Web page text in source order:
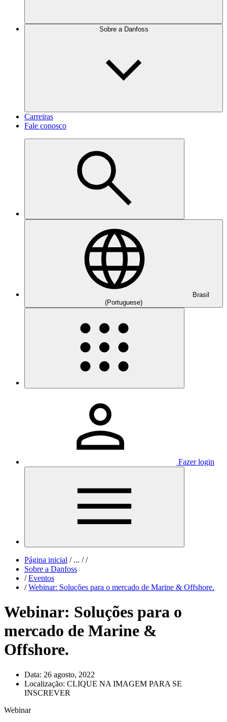
Sobre a Danfoss
Carreiras
Fale conosco
Brasil
(Portuguese)
Fazer login
Página inicial /... / /
Sobre a Danfoss
/ Eventos
/ Webinar: Soluções para o mercado de Marine & Offshore.
Webinar: Soluções para o
mercado de Marine &
Offshore.
Data: 26 agosto, 2022
Localização: CLIQUE NA IMAGEM PARA SE
INSCREVER
Webinar